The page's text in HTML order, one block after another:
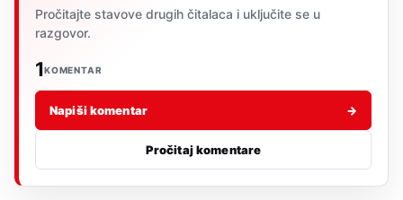
Pročitajte stavove drugih čitalaca i uključite se u
razgovor.
1KOMENTAR
Napiši komentar →
Pročitaj komentare